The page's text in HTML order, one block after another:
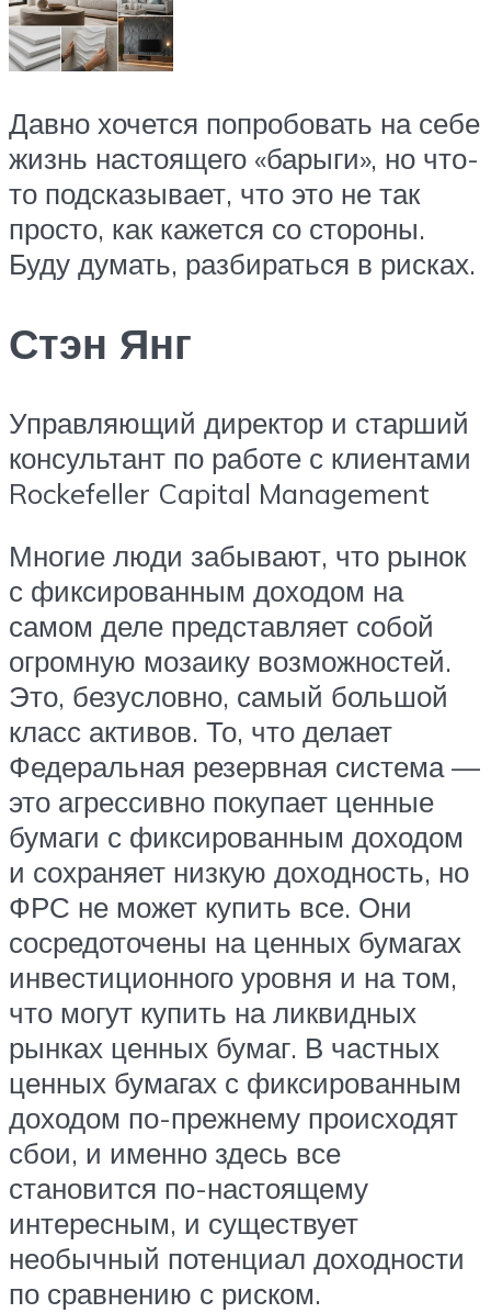
Давно хочется попробовать на себе
жизнь настоящего «барыги», но что-
то подсказывает, что это не так
просто, как кажется со стороны.
Буду думать, разбираться в рисках.
Стэн Янг
Управляющий директор и старший
консультант по работе с клиентами
Rockefeller Capital Management
Многие люди забывают, что рынок
с фиксированным доходом на
самом деле представляет собой
огромную мозаику возможностей.
Это, безусловно, самый большой
класс активов. То, что делает
Федеральная резервная система —
это агрессивно покупает ценные
бумаги с фиксированным доходом
и сохраняет низкую доходность, но
ФРС не может купить все. Они
сосредоточены на ценных бумагах
инвестиционного уровня и на том,
что могут купить на ликвидных
рынках ценных бумаг. В частных
ценных бумагах с фиксированным
доходом по-прежнему происходят
сбои, и именно здесь все
становится по-настоящему
интересным, и существует
необычный потенциал доходности
по сравнению с риском.